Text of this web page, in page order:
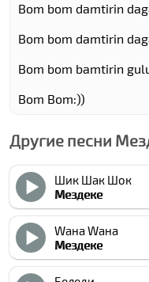
Bom bom damtirin
Bom bom damtirin
Bom bom bamtirin
Bom Bom:))
Другие песни
Шик Шак Шок
Мездеке
Wана Wана
Мездеке